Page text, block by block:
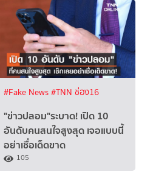
#Fake News#TNN ช่อง16
"ข่าวปลอม"ระบาด! เปิด 10
อันดับคนสนใจสูงสุด เจอแบบนี้
อย่าเชื่อเด็ดขาด
105